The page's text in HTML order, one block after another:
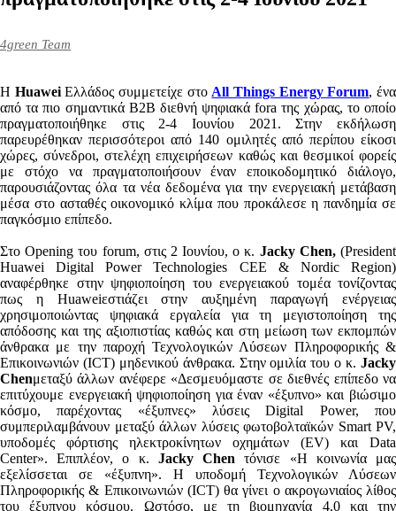
4green Team
Η HuaweiΕλλάδος συμμετείχε στο All Things Energy Forum, ένα
από τα πιο σημαντικά Β2Β διεθνή ψηφιακά fora της χώρας, το οποίο
πραγματοποιήθηκε στις 2-4 Ιουνίου 2021. Στην εκδήλωση
παρευρέθηκαν περισσότεροι από 140 ομιλητές από περίπου είκοσι
χώρες, σύνεδροι, στελέχη επιχειρήσεων καθώς και θεσμικοί φορείς
με στόχο να πραγματοποιήσουν έναν εποικοδομητικό διάλογο,
παρουσιάζοντας όλα τα νέα δεδομένα για την ενεργειακή μετάβαση
μέσα στο ασταθές οικονομικό κλίμα που προκάλεσε η πανδημία σε
παγκόσμιο επίπεδο.
Στο Opening του forum, στις 2 Ιουνίου, ο κ. Jacky Chen,(President
Huawei Digital Power Technologies CEE & Nordic Region)
αναφέρθηκε στην ψηφιοποίηση του ενεργειακού τομέα τονίζοντας
πως η Huaweiεστιάζει στην αυξημένη παραγωγή ενέργειας
χρησιμοποιώντας ψηφιακά εργαλεία για τη μεγιστοποίηση της
απόδοσης και της αξιοπιστίας καθώς και στη μείωση των εκπομπών
άνθρακα με την παροχή Τεχνολογικών Λύσεων Πληροφορικής &
Επικοινωνιών (ICT) μηδενικού άνθρακα. Στην ομιλία του ο κ. Jacky
Chenμεταξύ άλλων ανέφερε «Δεσμευόμαστε σε διεθνές επίπεδο να
επιτύχουμε ενεργειακή ψηφιοποίηση για έναν «έξυπνο» και βιώσιμο
κόσμο, παρέχοντας «έξυπνες» λύσεις Digital Power, που
συμπεριλαμβάνουν μεταξύ άλλων λύσεις φωτοβολταϊκών Smart PV,
υποδομές φόρτισης ηλεκτροκίνητων οχημάτων (EV) και Data
Center». Επιπλέον, ο κ. Jacky Chenτόνισε «Η κοινωνία μας
εξελίσσεται σε «έξυπνη». Η υποδομή Τεχνολογικών Λύσεων
Πληροφορικής & Επικοινωνιών (ICT) θα γίνει ο ακρογωνιαίος λίθος
του έξυπνου κόσμου. Ωστόσο, με τη βιομηχανία 4.0 και την